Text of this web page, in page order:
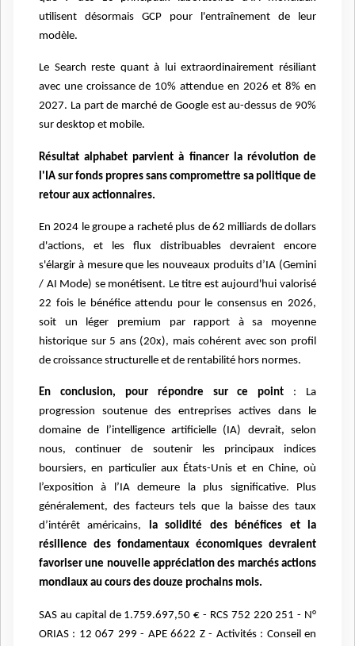
utilisent désormais GCP pour l'entraînement de leur
modèle.
Le Search reste quant à lui extraordinairement résiliant
avec une croissance de 10% attendue en 2026 et 8% en
2027. La part de marché de Google est au-dessus de 90%
sur desktop et mobile.
Résultat alphabet parvient à financer la révolution de
l'IA sur fonds propres sans compromettre sa politique de
retour aux actionnaires.
En 2024 le groupe a racheté plus de 62 milliards de dollars
d'actions, et les flux distribuables devraient encore
s'élargir à mesure que les nouveaux produits d’IA (Gemini
/ AI Mode) se monétisent. Le titre est aujourd'hui valorisé
22 fois le bénéfice attendu pour le consensus en 2026,
soit un léger premium par rapport à sa moyenne
historique sur 5 ans (20x), mais cohérent avec son profil
de croissance structurelle et de rentabilité hors normes.
En conclusion, pour répondre sur ce point : La
progression soutenue des entreprises actives dans le
domaine de l’intelligence artificielle (IA) devrait, selon
nous, continuer de soutenir les principaux indices
boursiers, en particulier aux États-Unis et en Chine, où
l’exposition à l’IA demeure la plus significative. Plus
généralement, des facteurs tels que la baisse des taux
d’intérêt américains, la solidité des bénéfices et la
résilience des fondamentaux économiques devraient
favoriser une nouvelle appréciation des marchés actions
mondiaux au cours des douze prochains mois.
SAS au capital de 1.759.697,50 € - RCS 752 220 251 - N°
ORIAS : 12 067 299 - APE 6622 Z - Activités : Conseil en